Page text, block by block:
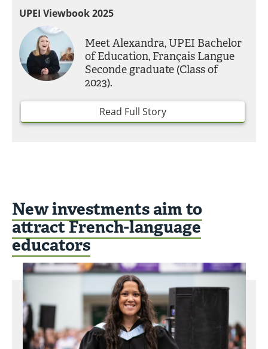
UPEI Viewbook 2025
Meet Alexandra, UPEI Bachelor
of Education, Français Langue
Seconde graduate (Class of
2023).
Read Full Story
New investments aim to
attract French-language
educators